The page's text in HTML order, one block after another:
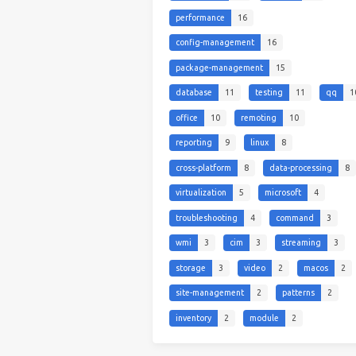
performance 16
config-management 16
package-management 15
database 11 testing 11 qq
office 10 remoting 10
reporting 9 linux 8
cross-platform 8 data-processing 8
virtualization 5 microsoft 4
troubleshooting 4 command 3
wmi 3 cim 3 streaming 3
storage 3 video 2 macos 2
site-management 2 patterns 2
inventory 2 module 2